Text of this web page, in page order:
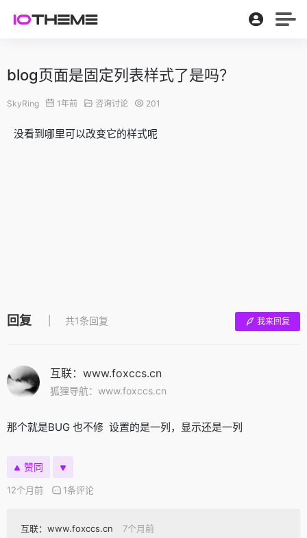
blog页面是固定列表样式了是吗？
SkyRing 1年前 咨询讨论 201
没看到哪里可以改变它的样式呢
回复 共1条回复 我来回复
互联：www.foxccs.cn
狐狸导航：www.foxccs.cn
那个就是BUG 也不修 设置的是一列，显示还是一列
赞同
12个月前 1条评论
互联：www.foxccs.cn 7个月前